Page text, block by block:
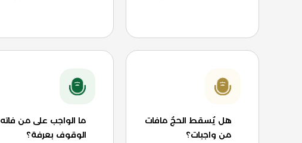
هل يُسقط الحجُ مافات
من واجبات؟
ما الواجب على من فاته
الوقوف بعرفة؟